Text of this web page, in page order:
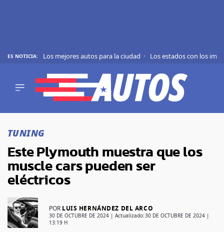
ES NOTICIA: Los mejores autos para la ciudad Los estados con los
SHOWS
CURIOSIDADES
MARCAS
RANKINGS
SÍGUENOS
TUNING
Este Plymouth muestra que los
muscle cars pueden ser
eléctricos
POR LUIS HERNÁNDEZ DEL ARCO
30 DE OCTUBRE DE 2024 | Actualizado: 30 DE OCTUBRE DE 2024 |
13:19 H